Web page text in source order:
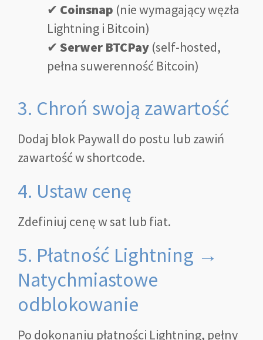
✔ Coinsnap (nie wymagający węzła
Lightning i Bitcoin)
✔ Serwer BTCPay (self-hosted,
pełna suwerenność Bitcoin)
3. Chroń swoją zawartość
Dodaj blok Paywall do postu lub zawiń
zawartość w shortcode.
4. Ustaw cenę
Zdefiniuj cenę w sat lub fiat.
5. Płatność Lightning →
Natychmiastowe
odblokowanie
Po dokonaniu płatności Lightning, pełny